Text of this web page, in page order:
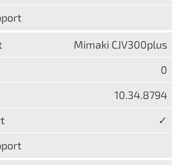
Mimaki CJV300plus
0
10.34.8794
✓